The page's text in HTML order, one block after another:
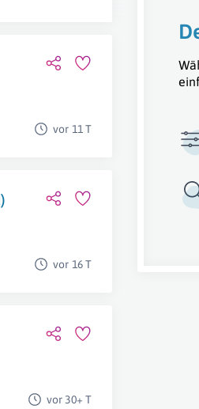
vor 11 T
vor 16 T
vor 30+ T